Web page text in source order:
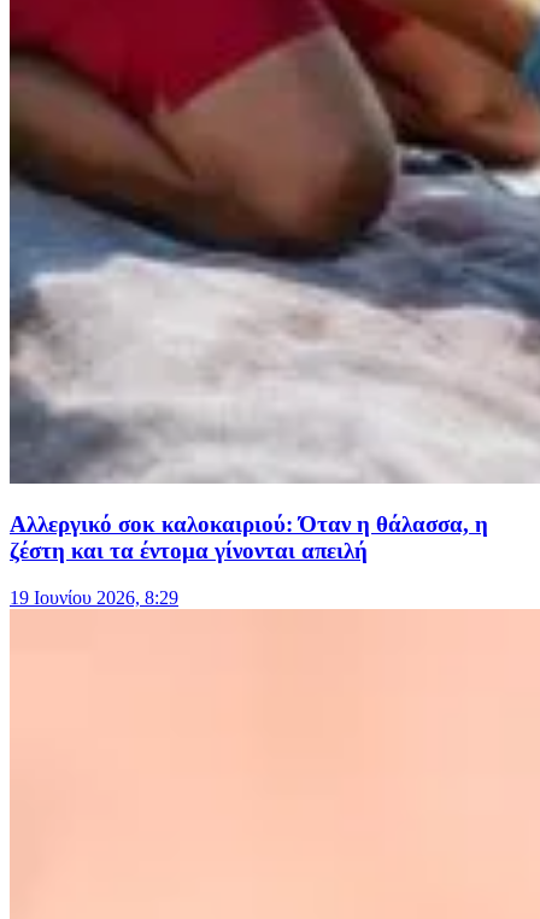
Αλλεργικό σοκ καλοκαιριού: Όταν η θάλασσα, η
ζέστη και τα έντομα γίνονται απειλή
19 Ιουνίου 2026, 8:29